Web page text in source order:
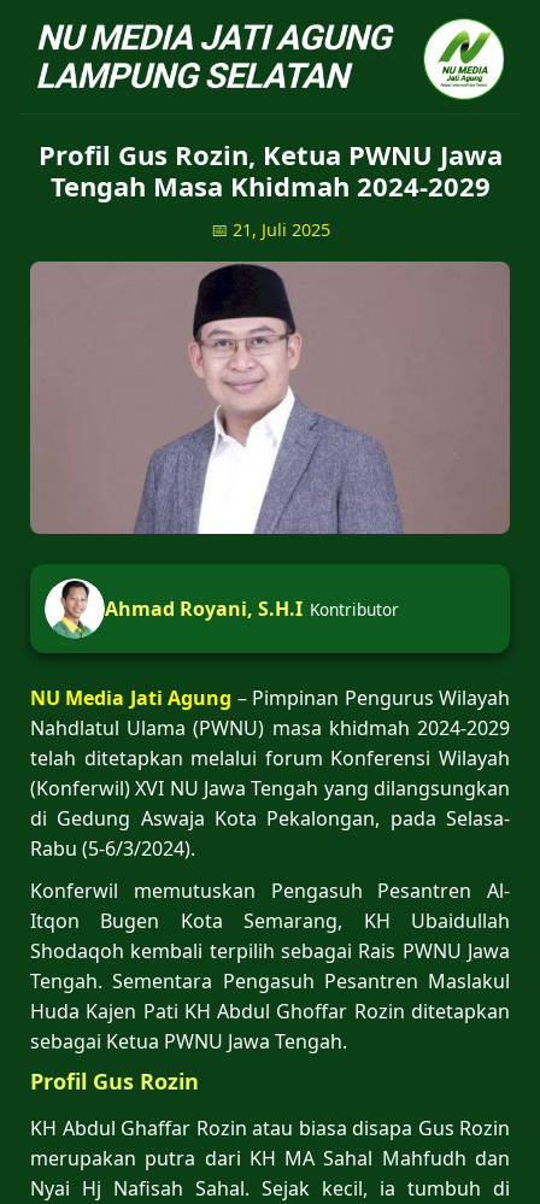
NU Jatiagung - Situs
Profil Gus Rozin, Ketua PWNU Jawa
Tengah Masa Khidmah 2024-2029
📅 21, Juli 2025
Ahmad Royani, S.H.I Kontributor
NU Media Jati Agung – Pimpinan Pengurus Wilayah
Nahdlatul Ulama (PWNU) masa khidmah 2024-2029
telah ditetapkan melalui forum Konferensi Wilayah
(Konferwil) XVI NU Jawa Tengah yang dilangsungkan
di Gedung Aswaja Kota Pekalongan, pada Selasa-
Rabu (5-6/3/2024).
Konferwil memutuskan Pengasuh Pesantren Al-
Itqon Bugen Kota Semarang, KH Ubaidullah
Shodaqoh kembali terpilih sebagai Rais PWNU Jawa
Tengah. Sementara Pengasuh Pesantren Maslakul
Huda Kajen Pati KH Abdul Ghoffar Rozin ditetapkan
sebagai Ketua PWNU Jawa Tengah.
Profil Gus Rozin
KH Abdul Ghaffar Rozin atau biasa disapa Gus Rozin
merupakan putra dari KH MA Sahal Mahfudh dan
Nyai Hj Nafisah Sahal. Sejak kecil, ia tumbuh di